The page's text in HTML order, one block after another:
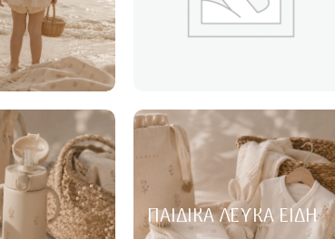
ΠΑΙΔΙΚΆ ΛΕΥΚΆ ΕΊΔΗ